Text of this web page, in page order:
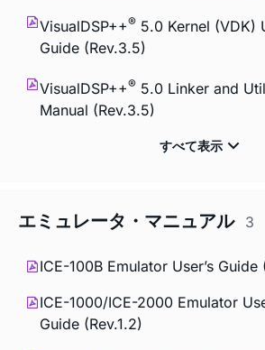
VisualDSP++® 5.0 Kernel (VDK)
Guide (Rev.3.5)
VisualDSP++® 5.0 Linker and
Manual (Rev.3.5)
エミュレータ・マニュアル 3
ICE-100B Emulator User’s Guide
ICE-1000/ICE-2000 Emulator
Guide (Rev.1.2)